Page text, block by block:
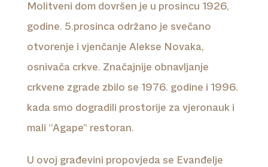
Molitveni dom dovršen je u prosincu 1926,
godine. 5.prosinca održano je svečano
otvorenje i vjenčanje Alekse Novaka,
osnivača crkve. Značajnije obnavljanje
crkvene zgrade zbilo se 1976. godine i 1996.
kada smo dogradili prostorije za vjeronauk i
mali ‘‘Agape’‘ restoran.
U ovoj građevini propovjeda se Evanđelje